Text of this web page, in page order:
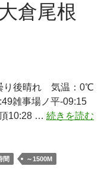
倉尾根
り後晴れ 気温：0℃
雑事場ノ平-09:15
10:28 … 続きを読む
間
～1500M